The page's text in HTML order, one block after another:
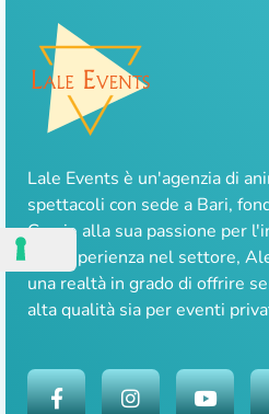
Lale Events è un'agenzia di
spettacoli con sede a Bari,
Grazie alla sua passione per
sua esperienza nel settore,
una realtà in grado di offrire
alta qualità sia per eventi